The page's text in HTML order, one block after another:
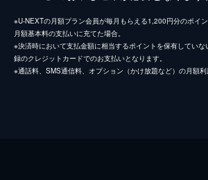
※U-NEXTの月額プラン会員が毎月もらえる1,200円分のポイ
月額基本料の支払いに充てた場合。
※決済時において支払金額に相当するポイントを保有してい
録のクレジットカードでのお支払いとなります。
※通話料、SMS通信料、オプション（かけ放題など）の月額利